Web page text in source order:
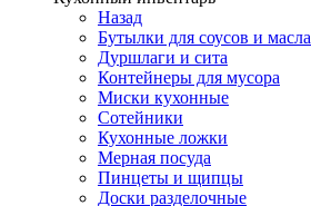
Назад
Бутылки для соусов и масла
Дуршлаги и сита
Контейнеры для мусора
Миски кухонные
Сотейники
Кухонные ложки
Мерная посуда
Пинцеты и щипцы
Доски разделочные